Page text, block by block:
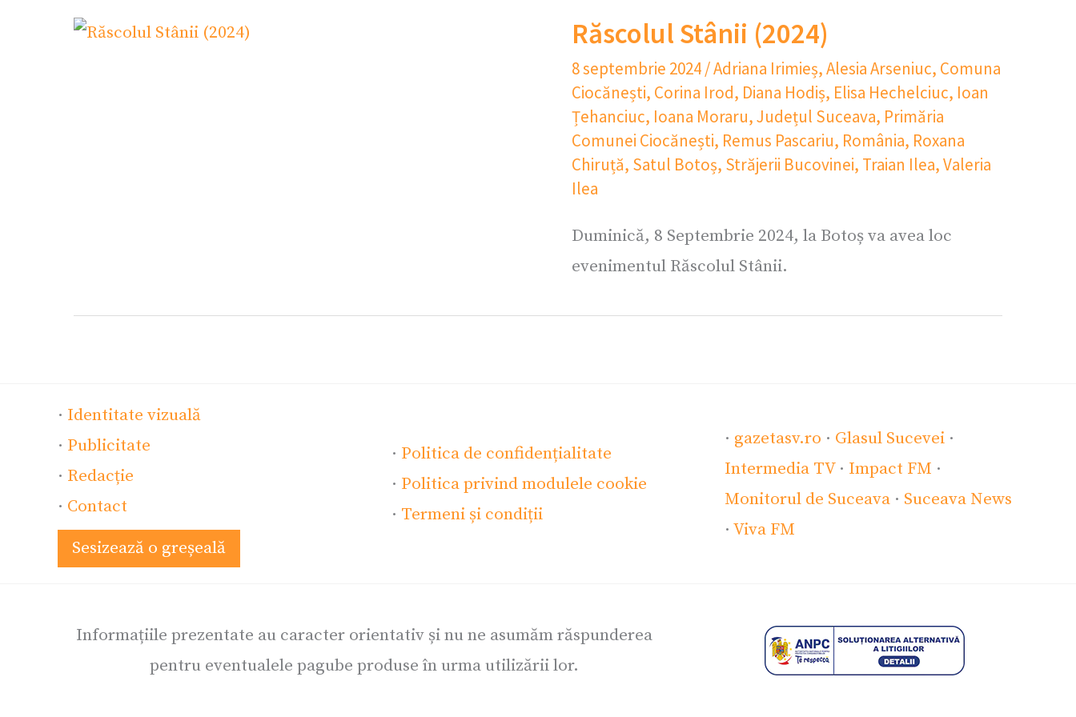
Răscolul Stânii (2024)
8 septembrie 2024/Adriana Irimieș,Alesia Arseniuc, Comuna
Ciocănești, Corina Irod, Diana Hodiș, Elisa Hechelciuc, Ioan
Țehanciuc, Ioana Moraru,Județul Suceava, Primăria
Comunei Ciocănești, Remus Pascariu, România, Roxana
Chiruță, Satul Botoș, Străjerii Bucovinei, Traian Ilea,Valeria
Ilea
Duminică, 8 Septembrie 2024, la Botoș va avea loc
evenimentul Răscolul Stânii.
· Identitate vizuală
· Publicitate
· Redacție
· Contact
Sesizează o greșeală
· Politica de confidențialitate
· Politica privind modulele cookie
· Termeni și condiții
· gazetasv.ro · Glasul Sucevei ·
Intermedia TV· Impact FM ·
Monitorul de Suceava · Suceava News
·Viva FM
Informațiile prezentate au caracter orientativ și nu ne asumăm răspunderea
pentru eventualele pagube produse în urma utilizării lor.